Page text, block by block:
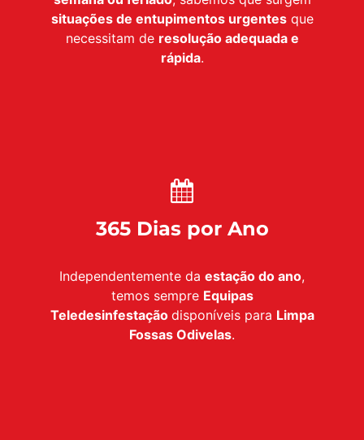
situações de entupimentos urgentesque
necessitam de resolução adequada e
rápida.
365 Dias por Ano
Independentemente da estação do ano,
temos sempre Equipas
Teledesinfestação disponíveis para Limpa
Fossas Odivelas.